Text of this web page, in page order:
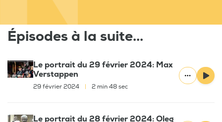
Épisodes à la suite...
Le portrait du 29 février 2024: Max
Verstappen
29 février 2024 2 min 48 sec
Le portrait du 28 février 2024: Oleg